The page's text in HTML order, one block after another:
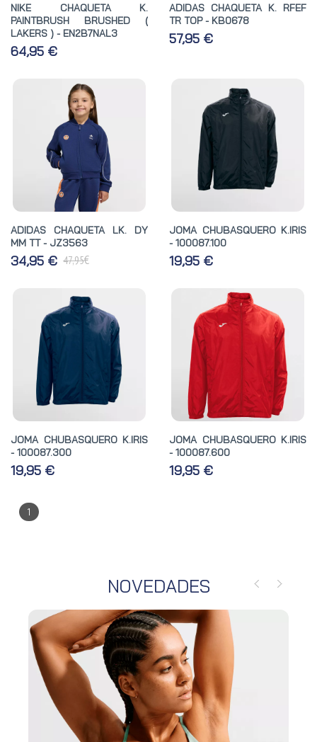
NIKE CHAQUETA K.
PAINTBRUSH BRUSHED (
LAKERS ) - EN2B7NAL3
64,95 €
ADIDAS CHAQUETA K. RFEF
TR TOP - KB0678
57,95 €
ADIDAS CHAQUETA LK. DY
MM TT - JZ3563
34,95 € 47,95€
JOMA CHUBASQUERO K.IRIS
- 100087.100
19,95 €
JOMA CHUBASQUERO K.IRIS
- 100087.300
19,95 €
JOMA CHUBASQUERO K.IRIS
- 100087.600
19,95 €
1
NOVEDADES